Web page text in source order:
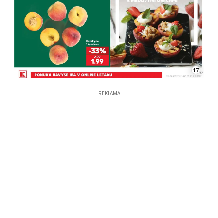
17
REKLAMA